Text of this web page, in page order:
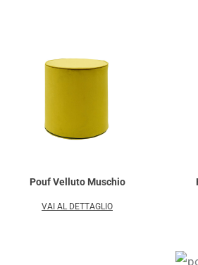
Pouf Velluto Muschio
VAI AL DETTAGLIO